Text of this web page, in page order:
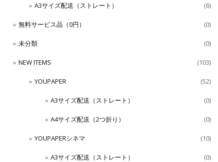
A3サイズ配送（ストレート） (6)
無料サービス品（0円） (0)
未分類 (0)
NEW ITEMS (103)
YOUPAPER (52)
A3サイズ配送（ストレート） (0)
A4サイズ配送（2つ折り） (0)
YOUPAPERシネマ (10)
A3サイズ配送（ストレート） (0)